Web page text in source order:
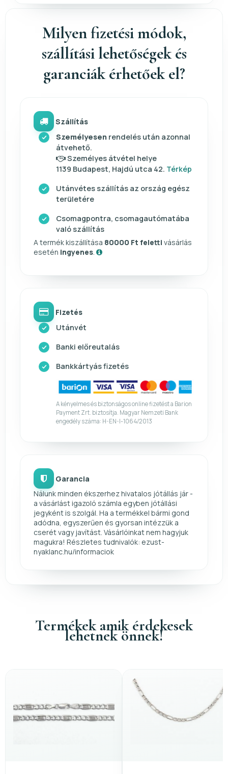
Milyen fizetési módok,
szállítási lehetőségek és
garanciák érhetőek el?
Szállítás
Személyesen rendelés után azonnal
átvehető.
Személyes átvétel helye
1139 Budapest, Hajdú utca 42. Térkép
Utánvétes szállítás az ország egész
területére
Csomagpontra, csomagautómatába
való szállítás
A termék kiszállítása 80000 Ft feletti vásárlás
esetén ingyenes
Fizetés
Utánvét
Banki előreutalás
Bankkártyás fizetés
A kényelmes és biztonságos online fizetést a Barion
Payment Zrt. biztosítja. Magyar Nemzeti Bank
engedély száma: H-EN-I-1064/2013
Garancia
Nálunk minden ékszerhez hivatalos jótállás jár -
a vásárlást igazoló számla egyben jótállási
jegyként is szolgál. Ha a termékkel bármi gond
adódna, egyszerűen és gyorsan intézzük a
cserét vagy javítást. Vásárlóinkat nem hagyjuk
magukra! Részletes tudnivalók: ezust-
nyaklanc.hu/informaciok
Termékek amik érdekesek
lehetnek önnek!